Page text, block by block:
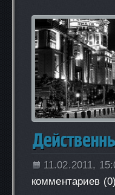
11.02.2011,
комментариев (0)